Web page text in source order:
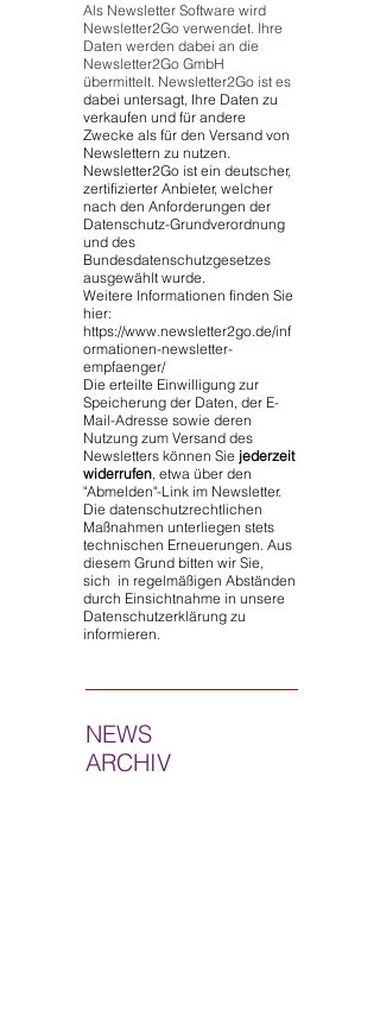
Als Newsletter Software wird
Newsletter2Go verwendet. Ihre
Daten werden dabei an die
Newsletter2Go GmbH
übermittelt. Newsletter2Go ist es
dabei untersagt, Ihre Daten zu
verkaufen und für andere
Zwecke als für den Versand von
Newslettern zu nutzen.
Newsletter2Go ist ein deutscher,
zertifizierter Anbieter, welcher
nach den Anforderungen der
Datenschutz-Grundverordnung
und des
Bundesdatenschutzgesetzes
ausgewählt wurde.
Weitere Informationen finden Sie
hier:
https://www.newsletter2go.de/inf
ormationen-newsletter-
empfaenger/
Die erteilte Einwilligung zur
Speicherung der Daten, der E-
Mail-Adresse sowie deren
Nutzung zum Versand des
Newsletters können Sie jederzeit
widerrufen, etwa über den
"Abmelden"-Link im Newsletter.
Die datenschutzrechtlichen
Maßnahmen unterliegen stets
technischen Erneuerungen. Aus
diesem Grund bitten wir Sie,
sich in regelmäßigen Abständen
durch Einsichtnahme in unsere
Datenschutzerklärung zu
informieren.
NEWS
ARCHIV